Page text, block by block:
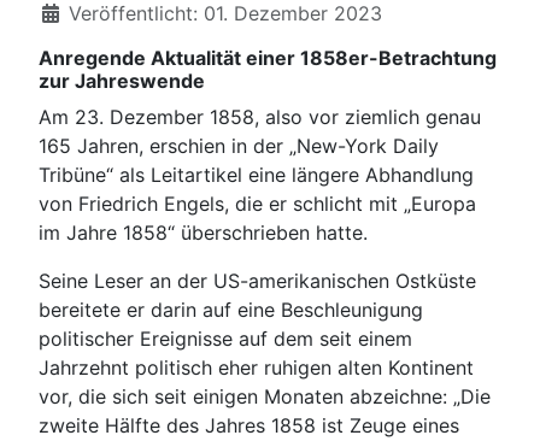
Veröffentlicht: 01. Dezember 2023
Anregende Aktualität einer 1858er-Betrachtung
zur Jahreswende
Am 23. Dezember 1858, also vor ziemlich genau
165 Jahren, erschien in der „New-York Daily
Tribüne“ als Leitartikel eine längere Abhandlung
von Friedrich Engels, die er schlicht mit „Europa
im Jahre 1858“ überschrieben hatte.
Seine Leser an der US-amerikanischen Ostküste
bereitete er darin auf eine Beschleunigung
politischer Ereignisse auf dem seit einem
Jahrzehnt politisch eher ruhigen alten Kontinent
vor, die sich seit einigen Monaten abzeichne: „Die
zweite Hälfte des Jahres 1858 ist Zeuge eines